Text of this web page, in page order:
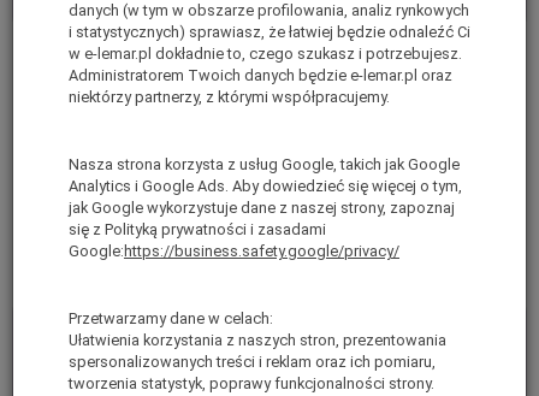
Zawias włazu podestu serii 4000 i
5000 ALTREX 733805
Jest
(netto:31,71 zł)
Do koszyka
Zapięcie podpory stabilizatora
teleskopowego serii 5000
ALTREX 733602
brutto:109,00 zł
(netto:88,62 zł
Do koszyka
danych (w tym w obszarze profilowania, analiz rynkowych
i statystycznych) sprawiasz, że łatwiej będzie odnaleźć Ci
w e-lemar.pl dokładnie to, czego szukasz i potrzebujesz.
Administratorem Twoich danych będzie e-lemar.pl oraz
niektórzy partnerzy, z którymi współpracujemy.
Nasza strona korzysta z usług Google, takich jak Google
Analytics i Google Ads. Aby dowiedzieć się więcej o tym,
jak Google wykorzystuje dane z naszej strony, zapoznaj
się z Polityką prywatności i zasadami
Google: https://business.safety.google/privacy/
Przetwarzamy dane w celach:
Ułatwienia korzystania z naszych stron, prezentowania
spersonalizowanych treści i reklam oraz ich pomiaru,
tworzenia statystyk, poprawy funkcjonalności strony.